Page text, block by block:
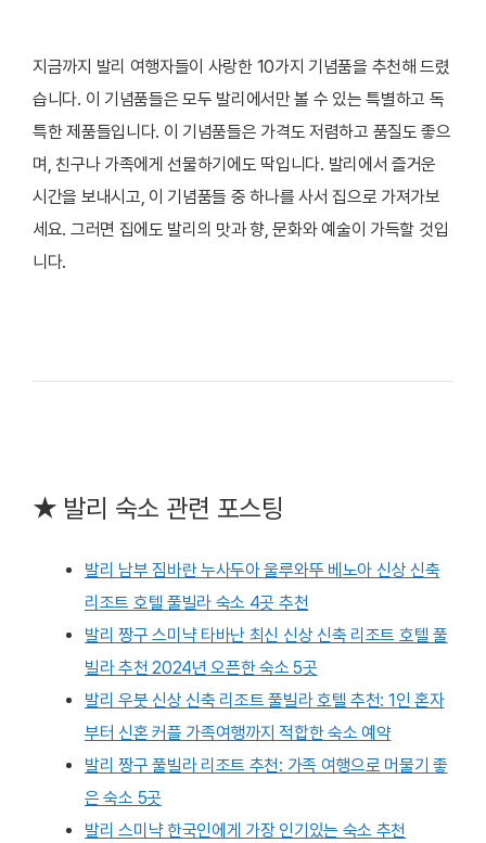
지금까지 발리 여행자들이 사랑한 10가지 기념품을 추천해 드렸
습니다. 이 기념품들은 모두 발리에서만 볼 수 있는 특별하고 독
특한 제품들입니다. 이 기념품들은 가격도 저렴하고 품질도 좋으
며, 친구나 가족에게 선물하기에도 딱입니다. 발리에서 즐거운
시간을 보내시고, 이 기념품들 중 하나를 사서 집으로 가져가보
세요. 그러면 집에도 발리의 맛과 향, 문화와 예술이 가득할 것입
니다.
★ 발리 숙소 관련 포스팅
발리 남부 짐바란 누사두아 울루와뚜 베노아 신상 신축
리조트 호텔 풀빌라 숙소 4곳 추천
발리 짱구 스미냑 타바난 최신 신상 신축 리조트 호텔 풀
빌라 추천 2024년 오픈한 숙소 5곳
발리 우붓 신상 신축 리조트 풀빌라 호텔 추천: 1인 혼자
부터 신혼 커플 가족여행까지 적합한 숙소 예약
발리 짱구 풀빌라 리조트 추천: 가족 여행으로 머물기 좋
은 숙소 5곳
발리 스미냑 한국인에게 가장 인기있는 숙소 추천